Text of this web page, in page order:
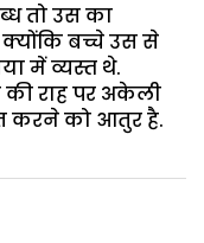
तो उस का
बच्चे उस से
में व्यस्त थे.
राह पर अकेली
करने को आतुर है.